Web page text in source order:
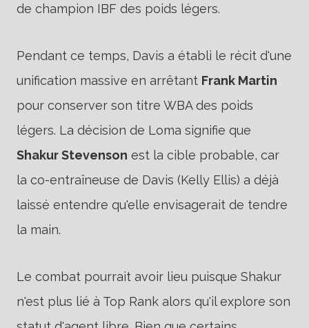
de champion IBF des poids légers.
Pendant ce temps, Davis a établi le récit d'une
unification massive en arrêtant Frank Martin
pour conserver son titre WBA des poids
légers. La décision de Loma signifie que
Shakur Stevenson est la cible probable, car
la co-entraîneuse de Davis (Kelly Ellis) a déjà
laissé entendre qu'elle envisagerait de tendre
la main.
Le combat pourrait avoir lieu puisque Shakur
n'est plus lié à Top Rank alors qu'il explore son